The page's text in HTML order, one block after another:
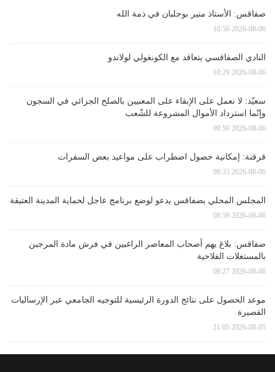
صفاقس: الأستاذ منير بوجلبان في ذمة الله
2026-08-06 10:56
النادي الصفاقسي يتعاقد مع الكونغولي لولاندو
2026-08-06 10:29
سعيّد: لا نعمل على الإبقاء على المعنيين بالصلح الجزائي في السجون
وإنّما استرداد الأموال المشروعة للشّعب
2026-08-06 09:59
قرقنة: إمكانية حصول اضطراب على مواعيد بعض السفرات
2026-08-06 09:33
المجلس المحلي بصفاقس يدعو لوضع برنامج عاجل لحماية المدينة العتيقة
2026-08-06 08:59
صفاقس: بلاغ يهم أصحاب المعاصر الراغبين في فرش مادة المرجين
بالمستغلات الفلاحية
2026-08-06 08:27
موعد الحصول على نتائج الدورة الرئيسية للتوجيه الجامعي عبر الإرساليات
القصيرة
2026-08-05 21:05